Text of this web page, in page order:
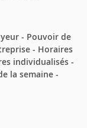
- Pouvoir de
- Horaires
individualisés -
la semaine -